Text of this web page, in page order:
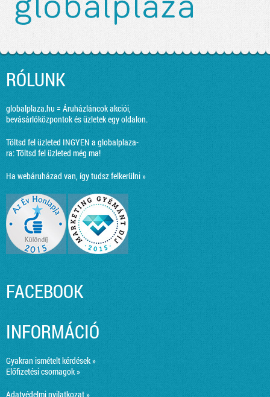
RÓLUNK
globalplaza.hu = Áruházláncok akciói,
bevásárlóközpontok és üzletek egy oldalon.
Töltsd fel üzleted INGYEN a globalplaza-
ra:Töltsd fel üzleted még ma!
Ha webáruházad van, így tudsz felkerülni »
FACEBOOK
INFORMÁCIÓ
Gyakran ismételt kérdések »
Előfizetési csomagok »
Adatvédelmi nyilatkozat »